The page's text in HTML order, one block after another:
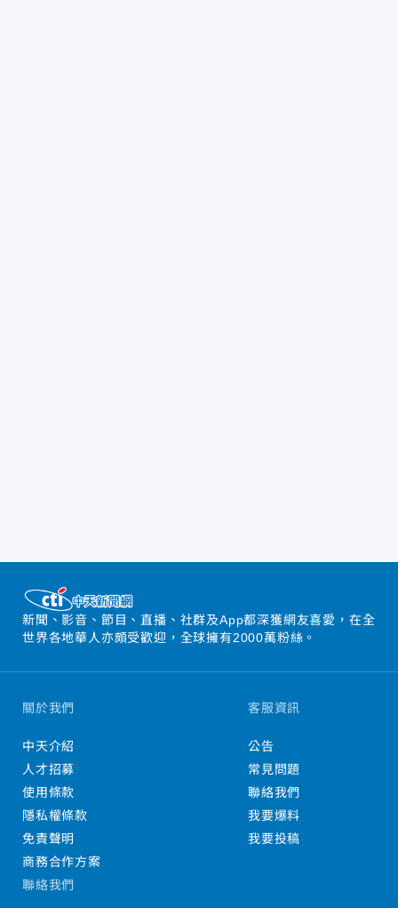
新聞、影音、節目、直播、社群及App都深獲網友喜愛，在全
世界各地華人亦頗受歡迎，全球擁有2000萬粉絲。
關於我們
中天介紹
人才招募
使用條款
隱私權條款
免責聲明
商務合作方案
客服資訊
公告
常見問題
聯絡我們
我要爆料
我要投稿
聯絡我們